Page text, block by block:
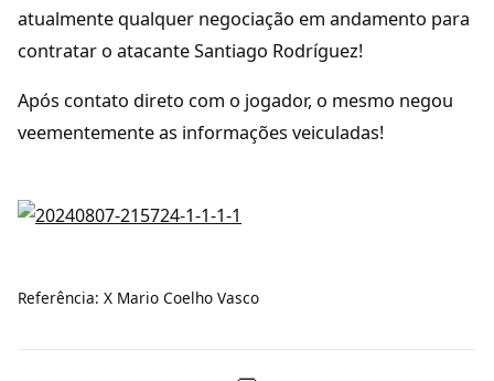
atualmente qualquer negociação em andamento para
contratar o atacante Santiago Rodríguez!
Após contato direto com o jogador, o mesmo negou
veementemente as informações veiculadas!
Referência: X Mario Coelho Vasco